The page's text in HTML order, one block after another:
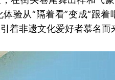
验从“隔着看”变成“跟着
着非遗文化爱好者慕名而